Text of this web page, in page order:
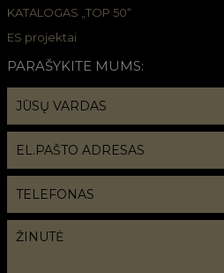
KATALOGAS „TOP 50“
ES projektai
PARAŠYKITE MUMS: